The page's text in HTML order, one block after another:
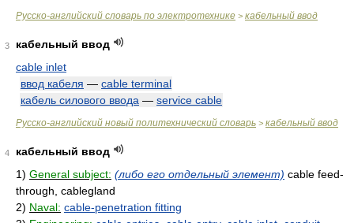
Русско-английский словарь по электротехнике > кабельный ввод
3
кабельный ввод
cable inlet
ввод кабеля — cable terminal
кабель силового ввода — service cable
Русско-английский новый политехнический словарь > кабельный ввод
4
кабельный ввод
1) General subject: (либо его отдельный элемент) cable feed-
through, cablegland
2) Naval: cable-penetration fitting